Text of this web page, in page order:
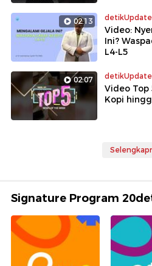
02:13 detikUpdate
Video:
Ini?
L4-L5
02:07 detikUpdate
Video Top
Kopi
Signature Program